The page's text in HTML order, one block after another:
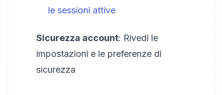
le sessioni attive
Sicurezza account: Rivedi le
impostazioni e le preferenze di
sicurezza